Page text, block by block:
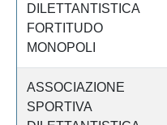
DILETTANTISTICA
FORTITUDO
MONOPOLI
ASSOCIAZIONE
SPORTIVA